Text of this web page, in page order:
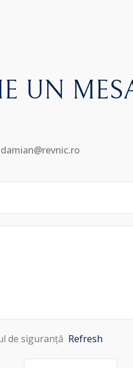
UN
de siguranță Refresh